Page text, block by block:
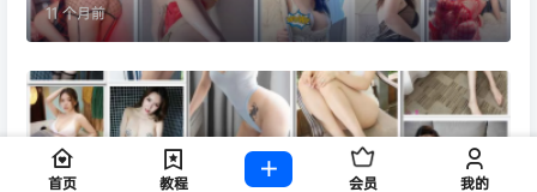
11 个月前
嫩模 黄乐(楽)然 高清视频10+8套+写真32套图+妮小妖(1+13) [1
首页 教程 会员 我的